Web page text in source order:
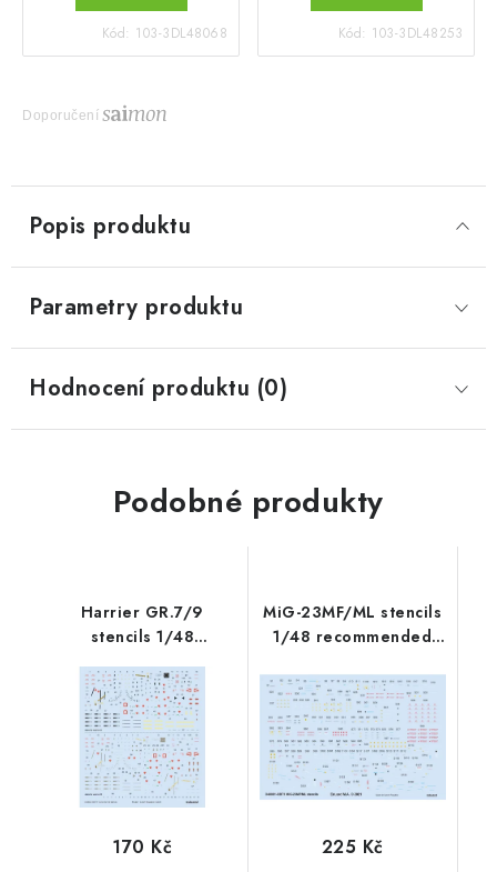
Kód: 103-3DL48068 Kód: 103-3DL48253
Doporučení
Popis produktu
Parametry produktu
Hodnocení produktu (0)
Podobné produkty
Harrier GR.7/9
stencils 1/48
recommended for
REVELL/HASEGAWA
170 Kč
MiG-23MF/ML stencils
1/48 recommended
225 Kč